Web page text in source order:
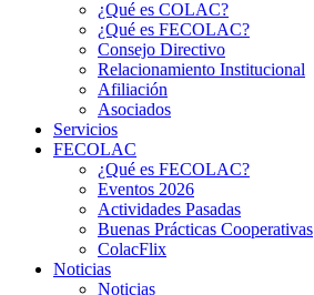
¿Qué es COLAC?
¿Qué es FECOLAC?
Consejo Directivo
Relacionamiento Institucional
Afiliación
Asociados
Servicios
FECOLAC
¿Qué es FECOLAC?
Eventos 2026
Actividades Pasadas
Buenas Prácticas Cooperativas
ColacFlix
Noticias
Noticias